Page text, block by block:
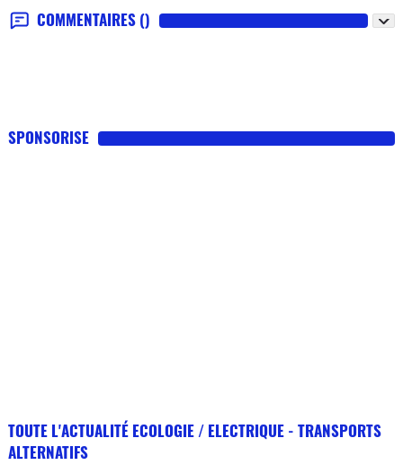
COMMENTAIRES ()
SPONSORISE
TOUTE L'ACTUALITÉ ECOLOGIE / ELECTRIQUE - TRANSPORTS
ALTERNATIFS